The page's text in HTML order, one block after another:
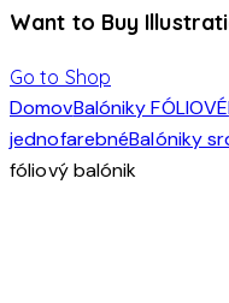
Want to Buy
Go to Shop
DomovBalóniky FÓLIOVÉ
jednofarebnéBalóniky
fóliový balónik